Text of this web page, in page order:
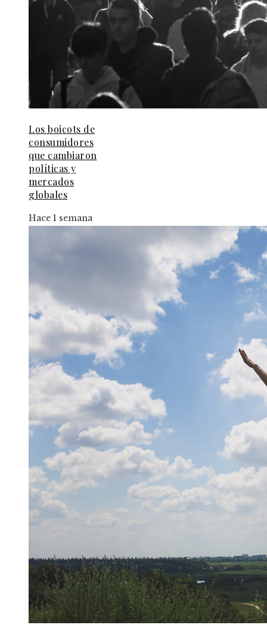
Los boicots de
consumidores
que cambiaron
políticas y
mercados
globales
Hace 1 semana